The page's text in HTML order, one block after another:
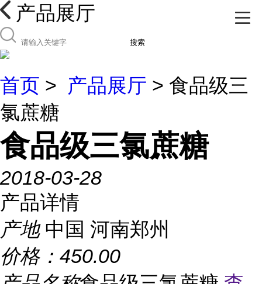
产品展厅
搜索
首页 > 产品展厅 > 食品级三
氯蔗糖
食品级三氯蔗糖
2018-03-28
产品详情
产地 中国 河南郑州
价格： 450.00